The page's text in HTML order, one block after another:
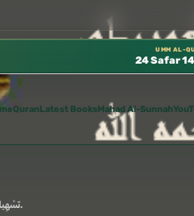
📍 إدارة الشؤون العلمية بالحسبة 📚 متوفرة بجميع اللغات
UMM AL-
24 Safar
QuranLatest BooksMahad Al-Sunnah
تَسْهِيلُ الطُّرُقَاتِ. فِي نَظْـمِ الوَرَقَاتِ نَظمُ: شَرَفِ الدِّينِ يَحيَى العَمرِيطِيِّ.